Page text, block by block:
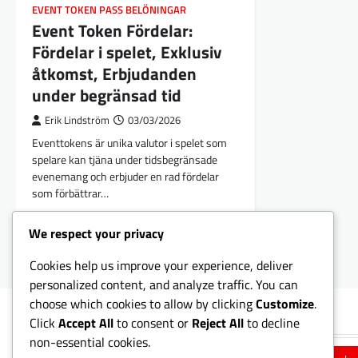
EVENT TOKEN PASS BELÖNINGAR
Event Token Fördelar:
Fördelar i spelet, Exklusiv
åtkomst, Erbjudanden
under begränsad tid
Erik Lindström 03/03/2026
Eventtokens är unika valutor i spelet som
spelare kan tjäna under tidsbegränsade
evenemang och erbjuder en rad fördelar
som förbättrar…
Posts
navigation
Older posts
Sök
We respect your privacy
Cookies help us improve your experience, deliver
personalized content, and analyze traffic. You can
choose which cookies to allow by clickingCustomize.
ClickAccept Allto consent or Reject Allto decline
non-essential cookies.